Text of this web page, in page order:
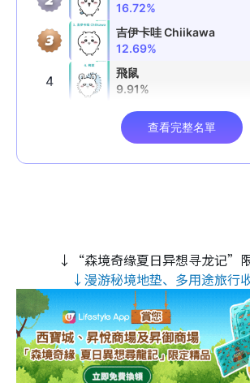
↓“森境奇缘夏日异想寻龙记”
↓漫游秘境地垫、多用途旅行